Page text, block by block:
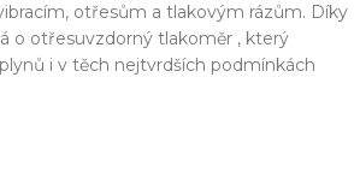
otřesům a tlakovým rázům. Díky
o otřesuvzdorný tlakoměr , který
i v těch nejtvrdších podmínkách